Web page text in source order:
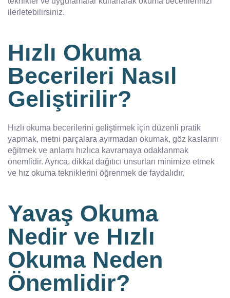
ilerletebilirsiniz.
Hızlı Okuma
Becerileri Nasıl
Geliştirilir?
Hızlı okuma becerilerini geliştirmek için düzenli pratik
yapmak, metni parçalara ayırmadan okumak, göz kaslarını
eğitmek ve anlamı hızlıca kavramaya odaklanmak
önemlidir. Ayrıca, dikkat dağıtıcı unsurları minimize etmek
ve hız okuma tekniklerini öğrenmek de faydalıdır.
Yavaş Okuma
Nedir ve Hızlı
Okuma Neden
Önemlidir?